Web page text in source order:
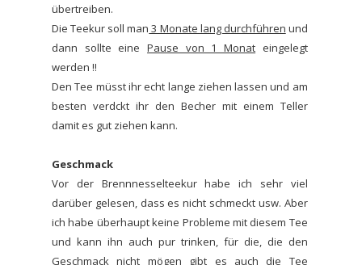
übertreiben.
Die Teekur soll man 3 Monate lang durchführen und
dann sollte einePause von 1 Monat eingelegt
werden !!
Den Tee müsst ihr echt lange ziehen lassen und am
besten verdckt ihr den Becher mit einem Teller
damit es gut ziehen kann.
Geschmack
Vor der Brennnesselteekur habe ich sehr viel
darüber gelesen, dass es nicht schmeckt usw. Aber
ich habe überhaupt keine Probleme mit diesem Tee
und kann ihn auch pur trinken, für die, die den
Geschmack nicht mögen gibt es auch die Tee